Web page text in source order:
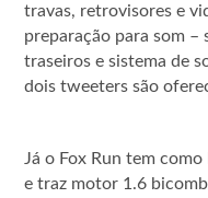
travas, retrovisores e
preparação para som –
traseiros e sistema de
dois tweeters são
Já o Fox Run tem
e traz motor 1.6